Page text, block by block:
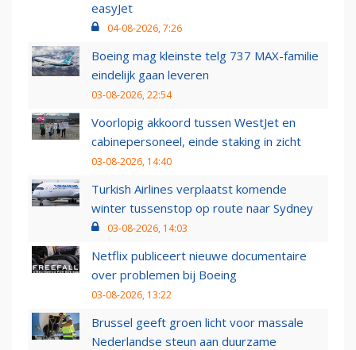
easyJet
04-08-2026, 7:26
Boeing mag kleinste telg 737 MAX-familie
eindelijk gaan leveren
03-08-2026, 22:54
Voorlopig akkoord tussen WestJet en
cabinepersoneel, einde staking in zicht
03-08-2026, 14:40
Turkish Airlines verplaatst komende
winter tussenstop op route naar Sydney
03-08-2026, 14:03
Netflix publiceert nieuwe documentaire
over problemen bij Boeing
03-08-2026, 13:22
Brussel geeft groen licht voor massale
Nederlandse steun aan duurzame